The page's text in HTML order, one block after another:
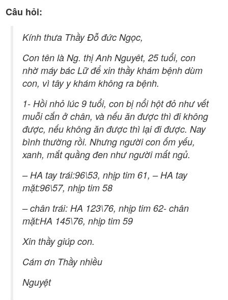
Câu hỏi:
Kính thưa Thầy Đỗ đức Ngọc,
Con tên là Ng. thị Anh Nguyêt, 25 tuổi, con
nhờ máy bác Lữ để xin thầy khám bệnh dùm
con, vì tây y khám không ra bệnh.
1- Hồi nhỏ lúc 9 tuổi, con bị nổi hột đỏ như vết
muỗi cắn ở chân, và nếu ăn được thì đi không
được, nếu không ăn được thì lại đi được. Nay
bình thường rồi. Nhưng người con ốm yếu,
xanh, mắt quầng đen như người mất ngủ.
– HA tay trái:96\53, nhịp tim 61, – HA tay
mặt:96\57, nhịp tim 58
– chân trái: HA 123\76, nhịp tim 62- chân
mặt:HA 145\76, nhịp tim 59
Xin thầy giúp con.
Cám ơn Thầy nhiều
Nguyệt